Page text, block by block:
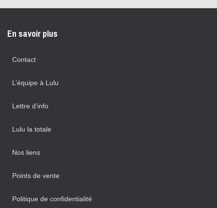
En savoir plus
Contact
L’équipe à Lulu
Lettre d’info
Lulu la totale
Nos liens
Points de vente
Politique de confidentialité